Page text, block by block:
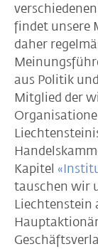
findet unsere
daher
aus Politik
Mitglied der
Kapitel
tauschen wir
Liechtenstein